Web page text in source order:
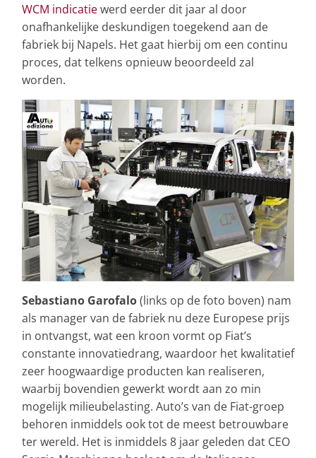
WCM indicatiewerd eerder dit jaar al door
onafhankelijke deskundigen toegekend aan de
fabriek bij Napels. Het gaat hierbij om een continu
proces, dat telkens opnieuw beoordeeld zal
worden.
Sebastiano Garofalo(links op de foto boven) nam
als manager van de fabriek nu deze Europese prijs
in ontvangst, wat een kroon vormt op Fiat’s
constante innovatiedrang, waardoor het kwalitatief
zeer hoogwaardige producten kan realiseren,
waarbij bovendien gewerkt wordt aan zo min
mogelijk milieubelasting. Auto’s van de Fiat-groep
behoren inmiddels ook tot de meest betrouwbare
ter wereld. Het is inmiddels 8 jaar geleden dat CEO